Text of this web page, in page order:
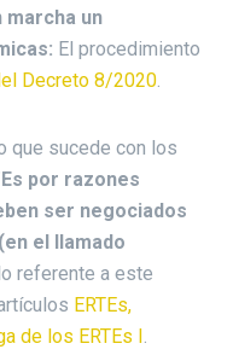
un
El procedimiento
Decreto 8/2020.
que sucede con los
por razones
ser negociados
el llamado
referente a este
ERTEs,
de los ERTEs I .